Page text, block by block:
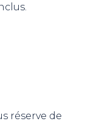
réserve de